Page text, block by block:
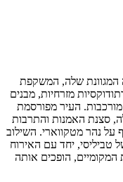
המגוונת שלה, המשקפת
מזרחיות, מבנים
מורכבות. העיר מפורסמת
סצנת האמנות והתרבות
נהר מטקווארי. השילוב
טביליסי, יחד עם האירוח
המקומיים, הופכים אותה